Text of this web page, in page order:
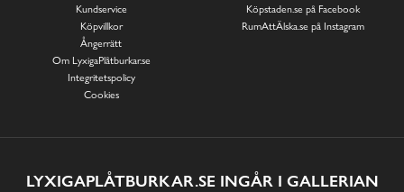
Kundservice
Köpvillkor
Ångerrätt
Om LyxigaPlåtburkar.se
Integritetspolicy
Cookies
Köpstaden.se på Facebook
RumAttÄlska.se på Instagram
LYXIGAPLÅTBURKAR.SE INGÅR I GALLERIAN